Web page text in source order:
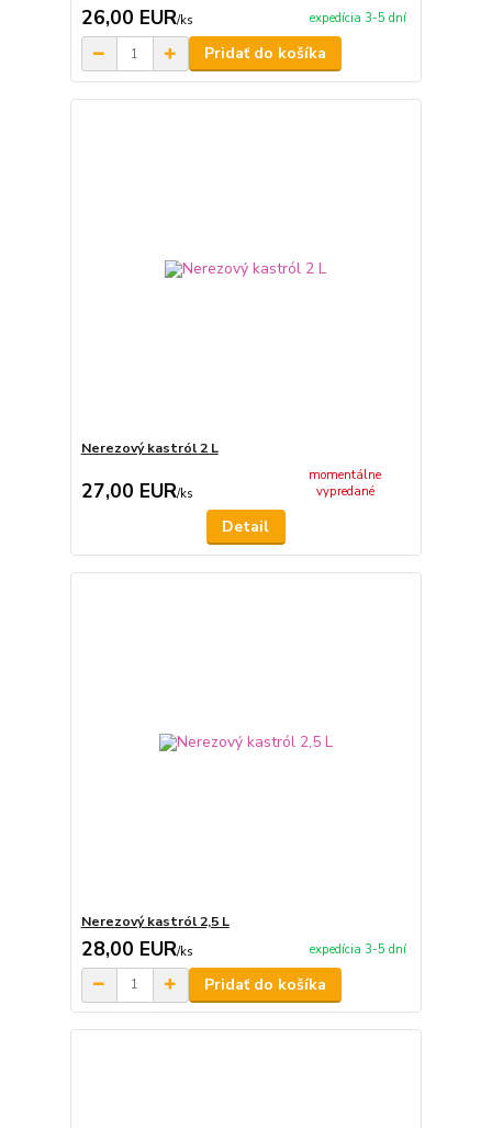
26,00 EUR/ks expedícia 3-5 dní
Pridať do košíka
Nerezový kastról 2 L
27,00 EUR/ks
momentálne
vypredané
Detail
Nerezový kastról 2,5 L
28,00 EUR/ks expedícia 3-5 dní
Pridať do košíka